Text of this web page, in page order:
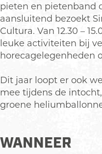
i
n
t
e
r
l
a
a
d
t
S
i
n
t
r
k
l
s
pieten en pietenband
aansluitend bezoekt
Cultura. Van 12.30 –
leuke activiteiten bij
horecagelegenheden
Dit jaar loopt er ook
mee tijdens de
groene
WANNEER